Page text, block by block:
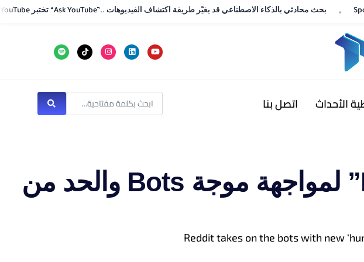
YouTube تختبر “Ask YouTube”.. بحث محادثي بالذكاء الاصطناعي قد يغيّر طريقة اكتشاف الفيديوهات
YouTube تختبر “Ask YouTube”.. بحث محادثي بالذكاء الاصطناعي قد يغيّر طريقة اكتشاف الفيديوهات
الأحداث اتصل بنا
Reddit يفرض “Human Verification” لمواجهة موجة Bots والحد من